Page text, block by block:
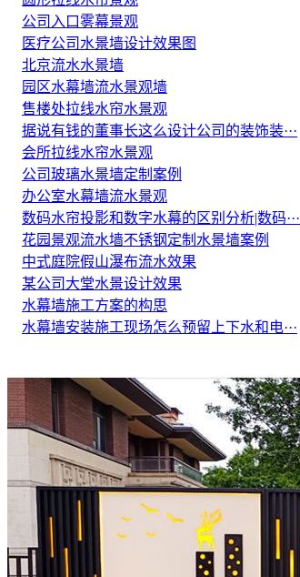
公司入口雾幕景观
医疗公司水景墙设计效果图
北京流水水景墙
园区水幕墙流水景观墙
售楼处拉线水帘水景观
据说有钱的董事长这么设计公司的装饰装···
会所拉线水帘水景观
公司玻璃水景墙定制案例
办公室水幕墙流水景观
数码水帘投影和数字水幕的区别分析|数码···
花园景观流水墙不锈钢定制水景墙案例
中式庭院假山瀑布流水效果
某公司大堂水景设计效果
水幕墙施工方案的构思
水幕墙安装施工现场怎么预留上下水和电···